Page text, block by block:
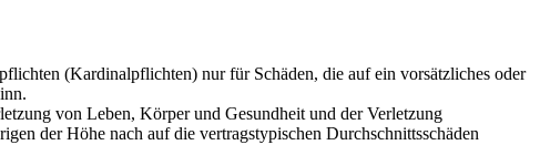
(Kardinalpflichten) nur für Schäden, die auf ein vorsätzliches oder
von Leben, Körper und Gesundheit und der Verletzung
der Höhe nach auf die vertragstypischen Durchschnittsschäden